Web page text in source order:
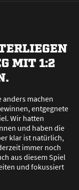
MIT 1:2
anders machen
entgegnete
Wir hatten
und haben die
klar ist natürlich,
immer noch
aus diesem Spiel
und fokussiert